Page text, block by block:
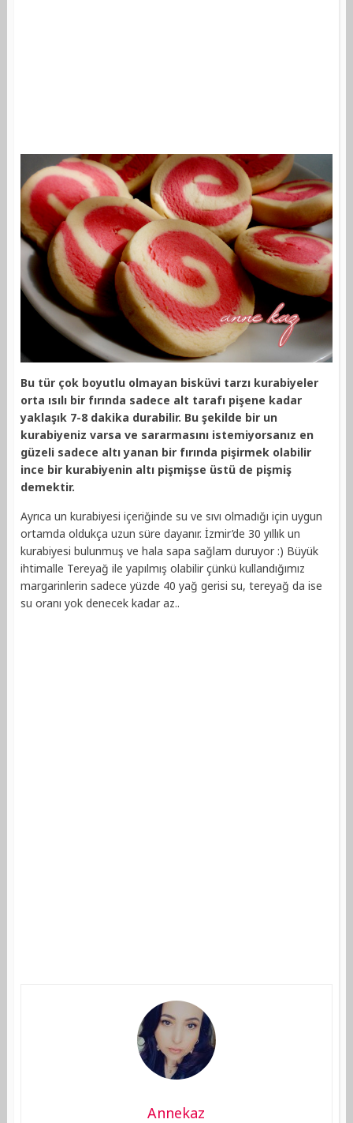
Bu tür çok boyutlu olmayan bisküvi tarzı kurabiyeler
orta ısılı bir fırında sadece alt tarafı pişene kadar
yaklaşık 7-8 dakika durabilir. Bu şekilde bir un
kurabiyeniz varsa ve sararmasını istemiyorsanız en
güzeli sadece altı yanan bir fırında pişirmek olabilir
ince bir kurabiyenin altı pişmişse üstü de pişmiş
demektir.
Ayrıca un kurabiyesi içeriğinde su ve sıvı olmadığı için uygun
ortamda oldukça uzun süre dayanır. İzmir’de 30 yıllık un
kurabiyesi bulunmuş ve hala sapa sağlam duruyor :) Büyük
ihtimalle Tereyağ ile yapılmış olabilir çünkü kullandığımız
margarinlerin sadece yüzde 40 yağ gerisi su, tereyağ da ise
su oranı yok denecek kadar az..
Annekaz